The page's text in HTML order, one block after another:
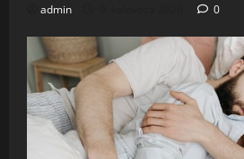
admin 0